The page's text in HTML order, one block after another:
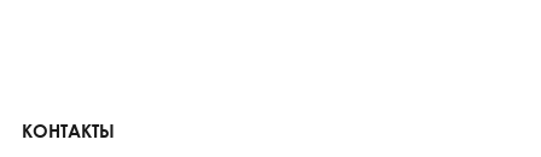
КОНТАКТЫ